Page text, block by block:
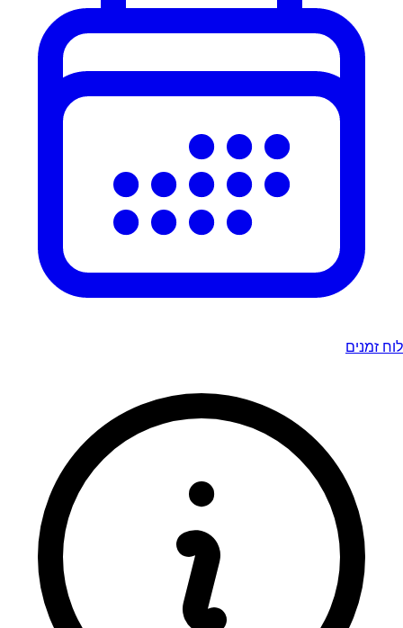
לוח זמנים